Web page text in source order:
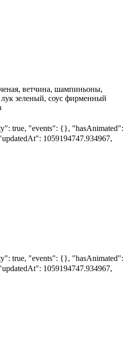
ветчина, шампиньоны,
лук зеленый, соус фирменный
true, "events": {}, "hasAnimated":
1059194747.934967,
true, "events": {}, "hasAnimated":
1059194747.934967,